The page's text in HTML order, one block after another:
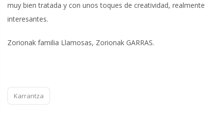
muy bien tratada y con unos toques de creatividad, realmente
interesantes.
Zorionak familia Llamosas, Zorionak GARRAS.
Karrantza